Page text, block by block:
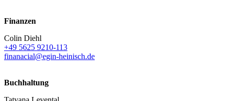
Finanzen
Colin Diehl
+49 5625 9210-113
finanacial@egin-heinisch.de
Buchhaltung